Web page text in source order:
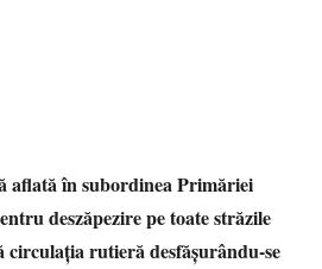
aflată în subordinea Primăriei
deszăpezire pe toate străzile
circulația rutieră desfășurându-se